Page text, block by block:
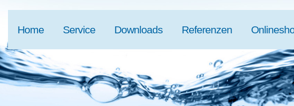
Home Service Downloads Referenzen